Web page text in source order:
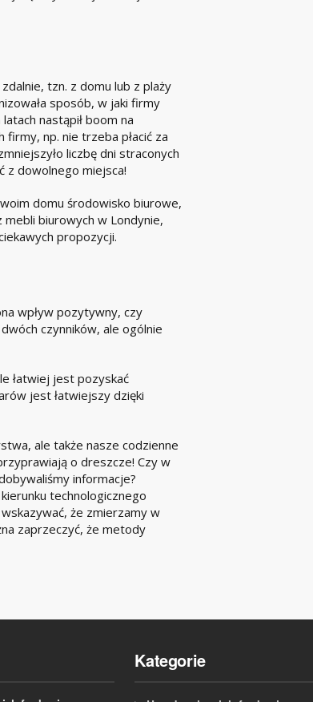
tzn. z domu lub z plaży
sposób, w jaki firmy
nastąpił boom na
np. nie trzeba płacić za
liczbę dni straconych
z dowolnego miejsca!
domu środowisko biurowe,
biurowych w Londynie,
propozycji.
wpływ pozytywny, czy
czynników, ale ogólnie
łatwiej jest pozyskać
jest łatwiejszy dzięki
ale także nasze codzienne
o dreszcze! Czy w
informacje?
technologicznego
że zmierzamy w
zaprzeczyć, że metody
Kategorie